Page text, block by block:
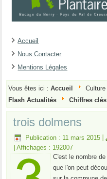
Accueil
Nous Contacter
Mentions Légales
Vous êtes ici :Accueil
Flash Actualités
Chiffres clés
trois dolmens
Publication : 11 mars 2015
|Affichages : 192007
C'est le nombre de
que l'on peut